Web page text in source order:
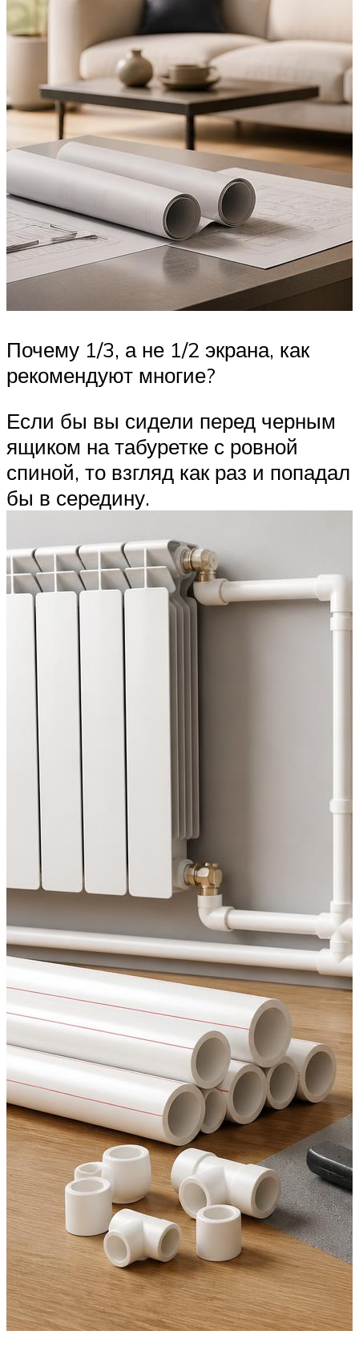
Почему 1/3, а не 1/2 экрана, как
рекомендуют многие?
Если бы вы сидели перед черным
ящиком на табуретке с ровной
спиной, то взгляд как раз и попадал
бы в середину.